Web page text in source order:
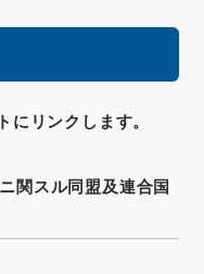
にリンクします。
関スル同盟及連合国